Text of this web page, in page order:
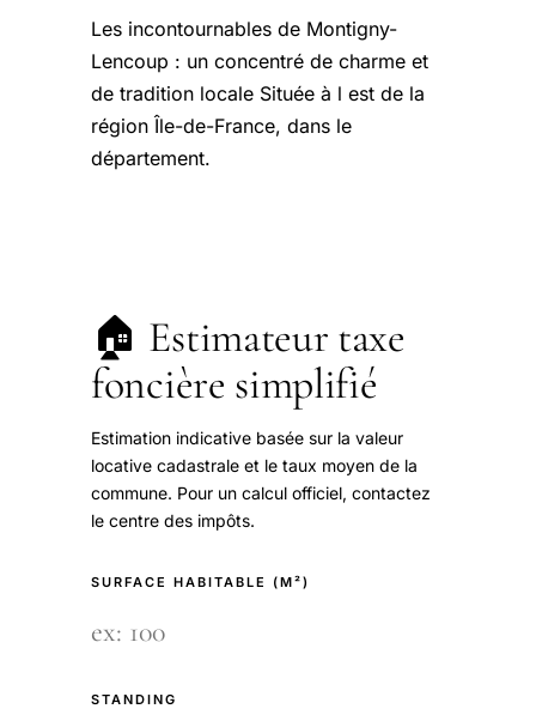
Les incontournables de Montigny-
Lencoup : un concentré de charme et
de tradition locale Située à l est de la
région Île-de-France, dans le
département.
🏠 Estimateur taxe
foncière simplifié
Estimation indicative basée sur la valeur
locative cadastrale et le taux moyen de la
commune. Pour un calcul officiel, contactez
le centre des impôts.
SURFACE HABITABLE (M²)
STANDING